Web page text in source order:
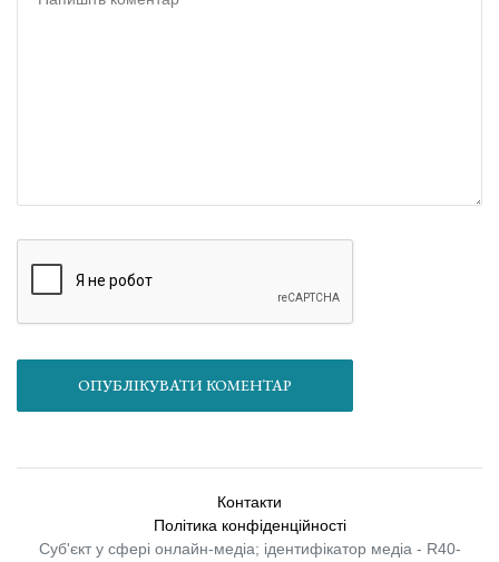
ОПУБЛІКУВАТИ КОМЕНТАР
Контакти
Політика конфіденційності
Суб'єкт у сфері онлайн-медіа; ідентифікатор медіа - R40-